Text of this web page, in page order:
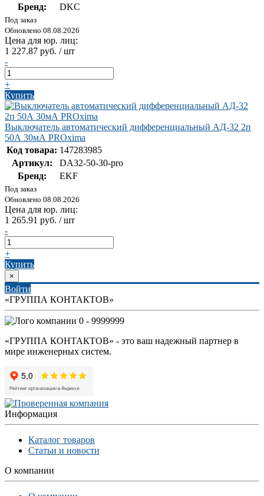
Бренд:
DKC
Под заказ
Обновлено 08.08.2026
Цена для юр. лиц:
1 227.87 руб. / шт
-
+
Купить
Выключатель автоматический дифференциальный АД-32 2п
50А 30мА PROxima
Код товара: 147283985
Артикул:
DA32-50-30-pro
Бренд:
EKF
Под заказ
Обновлено 08.08.2026
Цена для юр. лиц:
1 265.91 руб. / шт
-
+
Купить
×
Войти
«ГРУППА КОНТАКТОВ»
0 - 9999999
«ГРУППА КОНТАКТОВ» - это ваш надежный партнер в
мире инженерных систем.
Информация
Каталог товаров
Статьи и новости
О компании